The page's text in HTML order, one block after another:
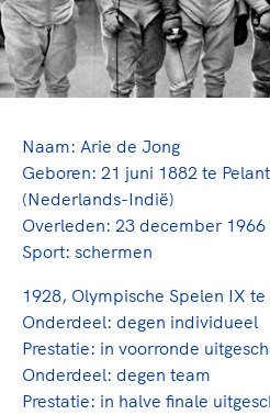
Sportonderzoek
Sportakkoord II
Game Changer
TeamNL kids
Olympische geschiedenis
Nieuwspagina
Columns
Veilige en integere sport
Diversiteit en inclusie
Gezonde sportomgeving
Bekwaam sportkader
Vitale clubs en bestuurlijk
Sportmatch
Clubacties
Handboek Wet- en
Opleidingen en trainingen
TeamNL Academie Kalender
Kennisaanbod TeamNL
Olympische Spelen LA28
Paralympische Spelen LA28
Europese Spelen Istanbul
Topsportbeleid
Topsportfinanciering
Maatschappelijke waarde
Naam: Arie de Jong
Geboren: 21 juni 1882 te
(Nederlands-Indië)
Overleden: 23 december 1966
Sport: schermen
1928, Olympische Spelen IX
Onderdeel: degen individueel
Prestatie: in voorronde
Onderdeel: degen team
Prestatie: in halve finale